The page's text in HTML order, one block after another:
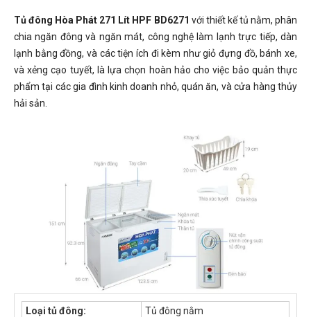
Tủ đông Hòa Phát 271 Lít HPF BD6271 với thiết kế tủ nằm, phân
chia ngăn đông và ngăn mát, công nghệ làm lạnh trực tiếp, dàn
lạnh bằng đồng, và các tiện ích đi kèm như giỏ đựng đồ, bánh xe,
và xẻng cạo tuyết, là lựa chọn hoàn hảo cho việc bảo quản thực
phẩm tại các gia đình kinh doanh nhỏ, quán ăn, và cửa hàng thủy
hải sản.
Loại tủ đông:
Tủ đông nằm